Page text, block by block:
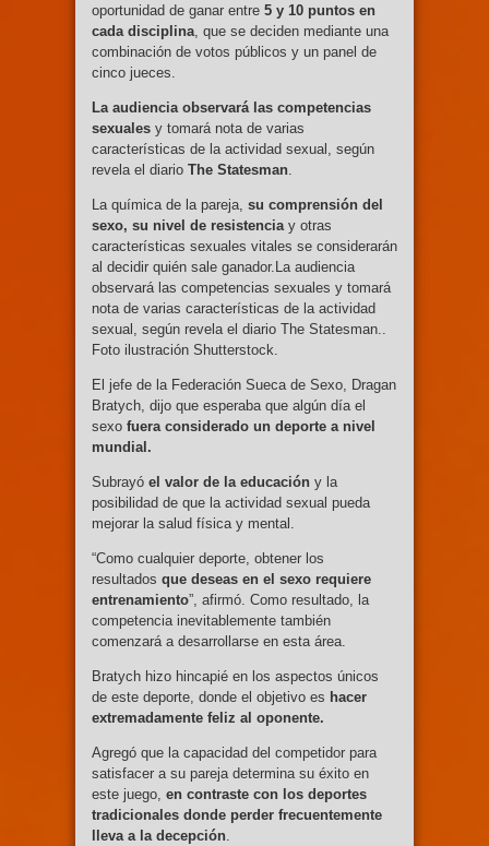
oportunidad de ganar entre 5 y 10 puntos en
cada disciplina, que se deciden mediante una
combinación de votos públicos y un panel de
cinco jueces.
La audiencia observará las competencias
sexuales y tomará nota de varias
características de la actividad sexual, según
revela el diario The Statesman.
La química de la pareja, su comprensión del
sexo, su nivel de resistenciay otras
características sexuales vitales se considerarán
al decidir quién sale ganador.La audiencia
observará las competencias sexuales y tomará
nota de varias características de la actividad
sexual, según revela el diario The Statesman..
Foto ilustración Shutterstock.
El jefe de la Federación Sueca de Sexo, Dragan
Bratych, dijo que esperaba que algún día el
sexo fuera considerado un deporte a nivel
mundial.
Subrayó el valor de la educación y la
posibilidad de que la actividad sexual pueda
mejorar la salud física y mental.
“Como cualquier deporte, obtener los
resultados que deseas en el sexo requiere
entrenamiento”, afirmó. Como resultado, la
competencia inevitablemente también
comenzará a desarrollarse en esta área.
Bratych hizo hincapié en los aspectos únicos
de este deporte, donde el objetivo es hacer
extremadamente feliz al oponente.
Agregó que la capacidad del competidor para
satisfacer a su pareja determina su éxito en
este juego, en contraste con los deportes
tradicionales donde perder frecuentemente
lleva a la decepción.